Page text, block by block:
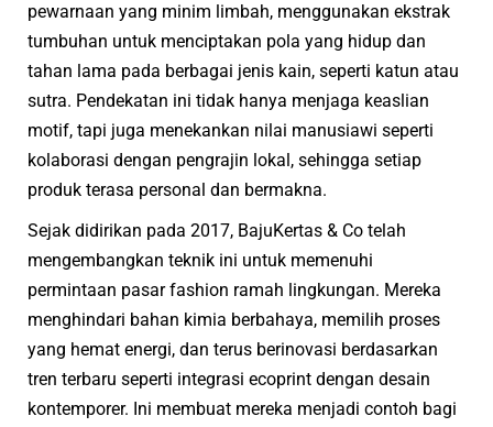
pewarnaan yang minim limbah, menggunakan ekstrak
tumbuhan untuk menciptakan pola yang hidup dan
tahan lama pada berbagai jenis kain, seperti katun atau
sutra. Pendekatan ini tidak hanya menjaga keaslian
motif, tapi juga menekankan nilai manusiawi seperti
kolaborasi dengan pengrajin lokal, sehingga setiap
produk terasa personal dan bermakna.
Sejak didirikan pada 2017, BajuKertas & Co telah
mengembangkan teknik ini untuk memenuhi
permintaan pasar fashion ramah lingkungan. Mereka
menghindari bahan kimia berbahaya, memilih proses
yang hemat energi, dan terus berinovasi berdasarkan
tren terbaru seperti integrasi ecoprint dengan desain
kontemporer. Ini membuat mereka menjadi contoh bagi